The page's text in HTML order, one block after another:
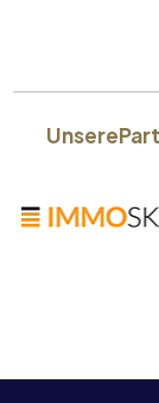
Unsere